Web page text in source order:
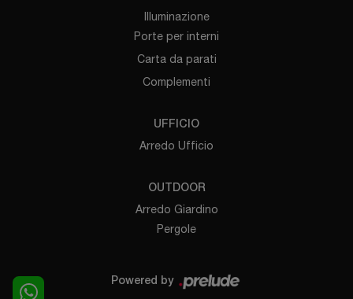
Illuminazione
Porte per interni
Carta da parati
Complementi
UFFICIO
Arredo Ufficio
OUTDOOR
Arredo Giardino
Pergole
Powered by